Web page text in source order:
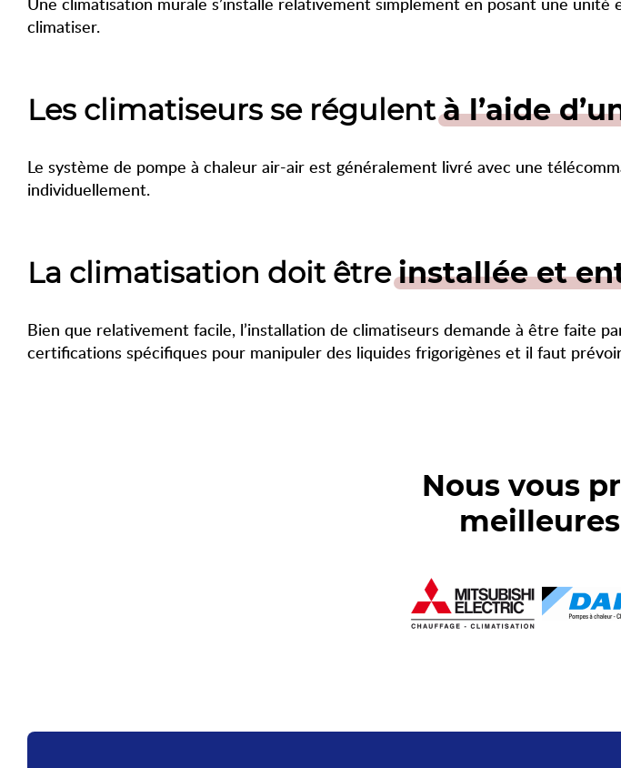
climatiser.
Les climatiseurs se régulentà l’aide
Le système de pompe à chaleur air-air est généralement livré avec une
individuellement.
La climatisation doit êtreinstallée et
Bien que relativement facile, l’installation de climatiseurs demande à être faite
certifications spécifiques pour manipuler des liquides frigorigènes et il faut
Nous vous